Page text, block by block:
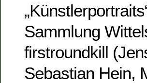
Sammlung
firstroundkill
Sebastian Hein,